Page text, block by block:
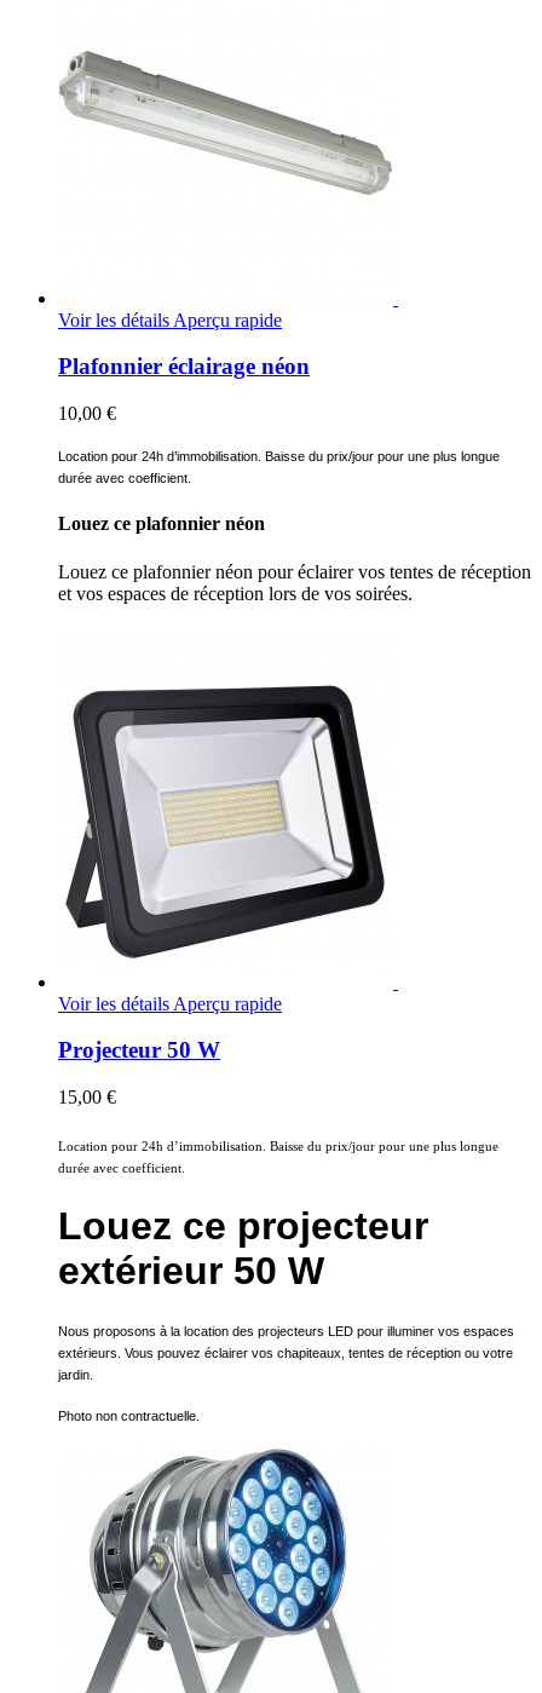
Voir les détails Aperçu rapide
Plafonnier éclairage néon
10,00 €
Location pour 24h d’immobilisation. Baisse du prix/jour pour une plus longue
durée avec coefficient.
Louez ce plafonnier néon
Louez ce plafonnier néon pour éclairer vos tentes de réception
et vos espaces de réception lors de vos soirées.
Voir les détails Aperçu rapide
Projecteur 50 W
15,00 €
Location pour 24h d’immobilisation. Baisse du prix/jour pour une plus longue
durée avec coefficient.
Louez ce projecteur
extérieur 50 W
Nous proposons à la location des projecteurs LED pour illuminer vos espaces
extérieurs. Vous pouvez éclairer vos chapiteaux, tentes de réception ou votre
jardin.
Photo non contractuelle.